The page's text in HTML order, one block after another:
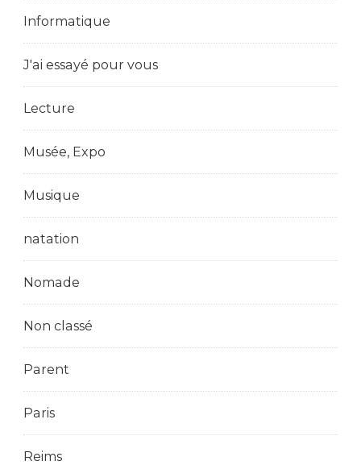
Informatique
J'ai essayé pour vous
Lecture
Musée, Expo
Musique
natation
Nomade
Non classé
Parent
Paris
Reims